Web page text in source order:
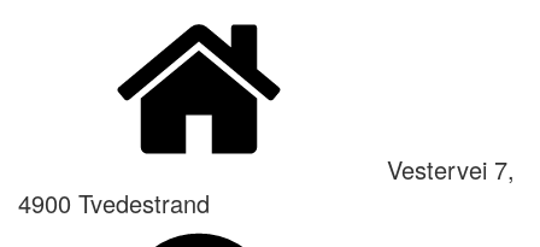
Vestervei 7,
4900 Tvedestrand